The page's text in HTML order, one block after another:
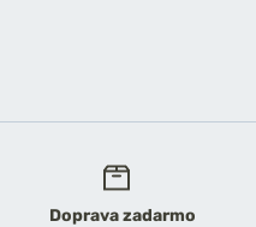
Doprava zadarmo